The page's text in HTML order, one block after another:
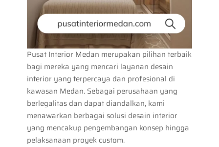
Pusat Interior Medan merupakan pilihan terbaik
bagi mereka yang mencari layanan desain
interior yang terpercaya dan profesional di
kawasan Medan. Sebagai perusahaan yang
berlegalitas dan dapat diandalkan, kami
menawarkan berbagai solusi desain interior
yang mencakup pengembangan konsep hingga
pelaksanaan proyek custom.